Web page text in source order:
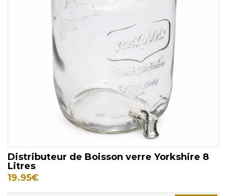
Distributeur de Boisson verre Yorkshire 8
Litres
19.95€